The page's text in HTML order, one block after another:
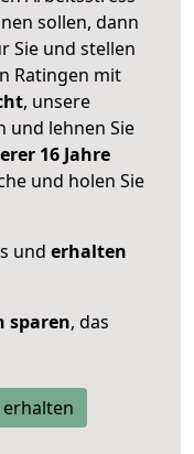
sollen, dann
Sie und stellen
Ratingen mit
, unsere
und lehnen Sie
16 Jahre
und holen Sie
und erhalten
sparen, das